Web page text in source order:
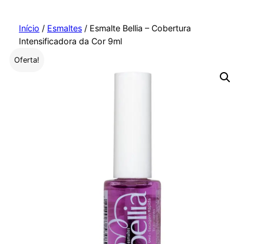
para
conteúdo
Início / Esmaltes / Esmalte Bellia – Cobertura
Intensificadora da Cor 9ml
Oferta!